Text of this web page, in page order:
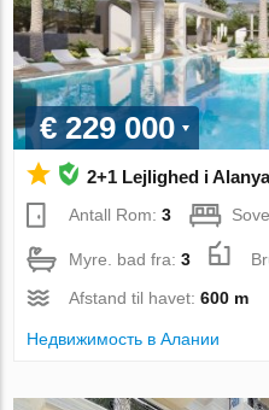
€ 229 000
2+1 Lejlighed i
Antall Rom:3
Myre. bad fra:3
Afstand til havet:600 m
Недвижимость в Алании